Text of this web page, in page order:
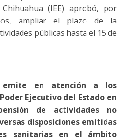
(IEE) aprobó, por
ampliar el plazo de la
públicas hasta el 15 de
emite en atención a los
Ejecutivo del Estado en
de actividades no
disposiciones emitidas
sanitarias en el ámbito